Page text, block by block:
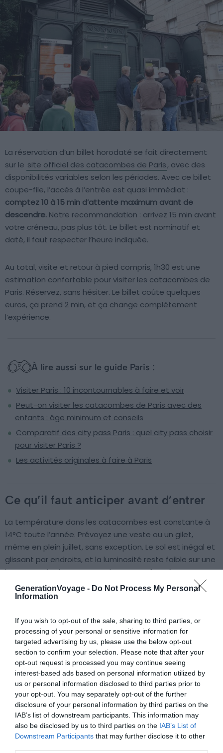
GenerationVoyage - Do Not Process My Personal
Information
If you wish to opt-out of the sale, sharing to third parties, or
processing of your personal or sensitive information for
targeted advertising by us, please use the below opt-out
section to confirm your selection. Please note that after your
opt-out request is processed you may continue seeing
interest-based ads based on personal information utilized by
us or personal information disclosed to third parties prior to
your opt-out. You may separately opt-out of the further
disclosure of your personal information by third parties on the
IAB’s list of downstream participants. This information may
also be disclosed by us to third parties on the IAB’s List of
Downstream Participants that may further disclose it to other
La réservation d’un billet horodaté se fait directement
sur le site officiel des catacombes de Paris, avec des
disponibilités variables selon les périodes. Avec ce billet
coupe-file, l’accès à l’entrée est quasi immédiat :
comptez 10 à 15 min d’attente maximum avant de
descendre. Notre recommandation : arrivez 15 min avant
votre créneau, pas plus tôt. Le billet est nominatif et
daté, il faut respecter l’heure indiquée.
Au total, visite et retour à pied compris, 1h30 est une
estimation confortable pour visiter les catacombes de
Paris. Réservez, sans hésiter. Le billet coûte quelques
euros, ça prend 2 min, et ça change complètement
l’expérience.
À lire aussi sur le guide Paris :
Visiter Paris : 10 incontournables à faire et voir
Peut-on visiter les catacombes de Paris avec des
enfants : âge minimum et conseils
Comparatif des city pass Paris : quel city pass choisir
pour visiter Paris ?
Les activités originales à faire à Paris
Ce qu’il faut anticiper avant d’entrer
La température dans les catacombes est constante à
14°C toute l’année. Prévoyez une veste ou un gilet,
même en plein juillet, sans exception. Le sol est inégal et
glissant par endroits, et la luminosité reste faible sur une
bonne partie du parcours : chaussures fermées
obligatoires, talons à proscrire.
devant ou à la main, et il n’y a pas de vestiaire sur place.
Vu que la sortie se trouve à environ 700 m de l’entrée,
impossible de déposer vos affaires et de revenir les
récupérer. Les poussettes sont interdites, prévoyez un
porte-bébé si vous venez avec un nourrisson. Les photos
sont autorisées sans flash et sans trépied. Pas de
nourriture ni boisson dans le parcours, et les boissons
alcoolisées sont refusées à l’entrée. Les animaux ne sont
pas admis, sauf chiens guides d’aveugle.